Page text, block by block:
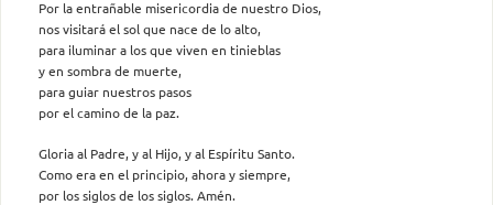
Por la entrañable misericordia de nuestro Dios,
nos visitará el sol que nace de lo alto,
para iluminar a los que viven en tinieblas
y en sombra de muerte,
para guiar nuestros pasos
por el camino de la paz.
Gloria al Padre, y al Hijo, y al Espíritu Santo.
Como era en el principio, ahora y siempre,
por los siglos de los siglos. Amén.